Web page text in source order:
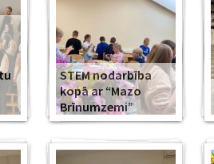
STEM nodarbība
kopā ar “Mazo
Brīnumzemi”